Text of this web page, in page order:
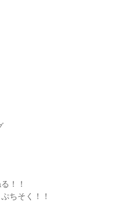
！！
ちそく！！